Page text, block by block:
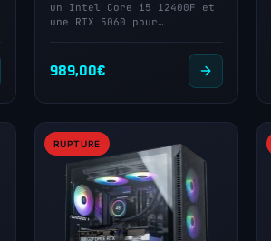
un Intel Core i5 12400F et
une RTX 5060 pour…
989,00€
RUPTURE